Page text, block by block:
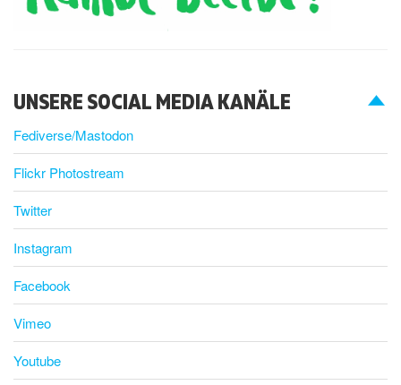
UNSERE SOCIAL MEDIA KANÄLE
Fediverse/Mastodon
Flickr Photostream
Twitter
Instagram
Facebook
Vimeo
Youtube